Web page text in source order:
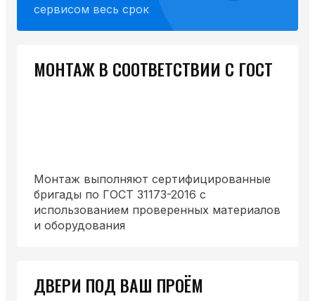
сервисом весь срок
МОНТАЖ В СООТВЕТСТВИИ С ГОСТ
Монтаж выполняют сертифицированные
бригады по ГОСТ 31173-2016 с
использованием проверенных материалов
и оборудования
ДВЕРИ ПОД ВАШ ПРОЁМ